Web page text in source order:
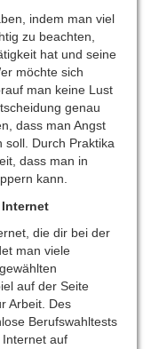
indem man viel
zu beachten,
hat und seine
möchte sich
man keine Lust
genau
dass man Angst
soll. Durch Praktika
dass man in
kann.
die dir bei der
man viele
auf der Seite
Arbeit. Des
Berufswahltests
auf